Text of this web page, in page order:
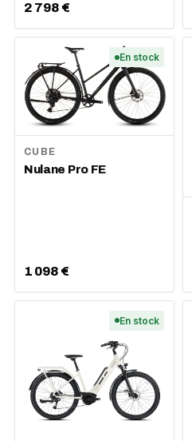
2 798 €
En stock
CUBE
Nulane Pro FE
1 098 €
En stock